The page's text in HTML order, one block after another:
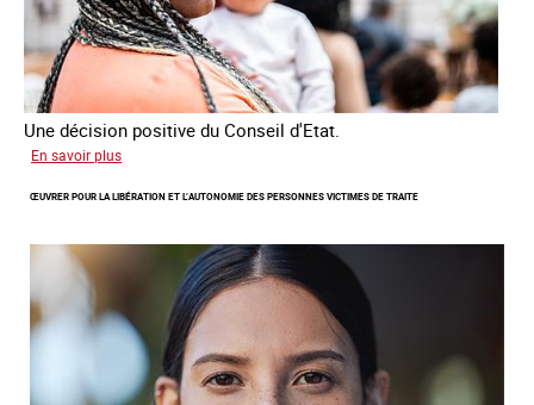
Une décision positive du Conseil d'Etat.
En savoir plus
les
d'obtenir
de
séjour
les
ŒUVRER POUR LA LIBÉRATION ET L’AUTONOMIE DES PERSONNES VICTIMES DE TRAITE